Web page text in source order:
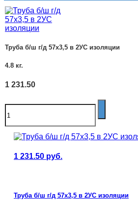
Вес
Цена с НДС
Труба б/ш г/д 57х3,5 в 2УС изоляции
4.8 кг.
1 231.50
1 231.50 руб.
Труба б/ш г/д 57х3,5 в 2УС изоляции